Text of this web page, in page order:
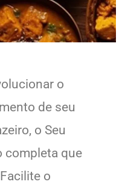
o
de seu
o Seu
completa que
o